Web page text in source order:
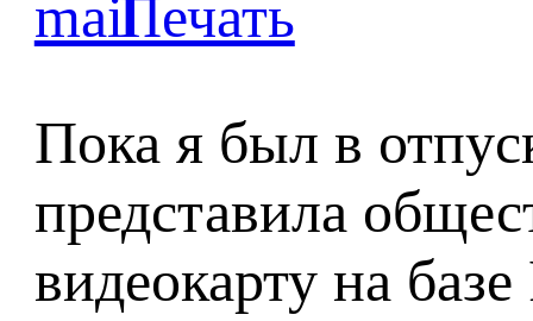
Пока я был в
представила
видеокарту на